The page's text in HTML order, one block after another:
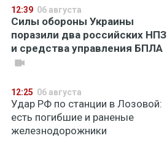
12:39 06 августа
Силы обороны Украины
поразили два российских НПЗ
и средства управления БПЛА
12:25 06 августа
Удар РФ по станции в Лозовой:
есть погибшие и раненые
железнодорожники